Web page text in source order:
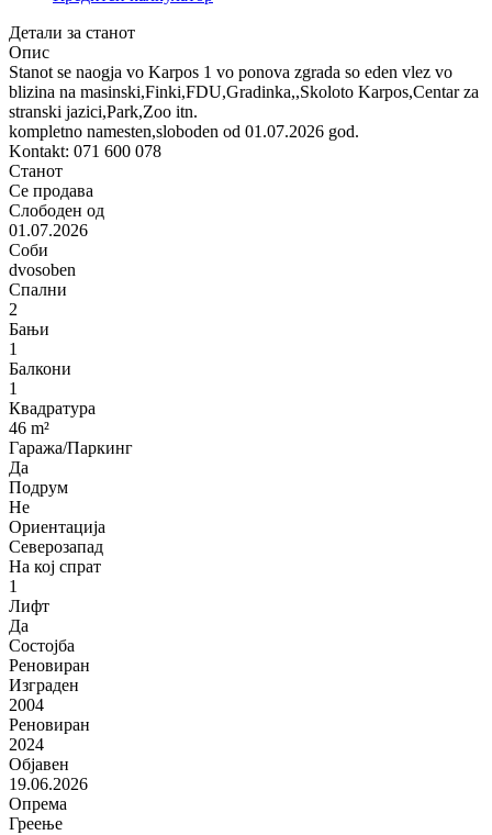
Детали за станот
Опис
Stanot se naogja vo Karpos 1 vo ponova zgrada so eden vlez vo
blizina na masinski,Finki,FDU,Gradinka,,Skoloto Karpos,Centar za
stranski jazici,Park,Zoo itn.
kompletno namesten,sloboden od 01.07.2026 god.
Kontakt: 071 600 078
Станот
Се продава
Слободен од
01.07.2026
Соби
dvosoben
Спални
2
Бањи
1
Балкони
1
Квадратура
46 m²
Гаража/Паркинг
Да
Подрум
Не
Ориентација
Северозапад
На кој спрат
1
Лифт
Да
Состојба
Реновиран
Изграден
2004
Реновиран
2024
Објавен
19.06.2026
Опрема
Греење